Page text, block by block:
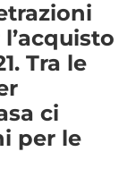
Tra le
ci
per le